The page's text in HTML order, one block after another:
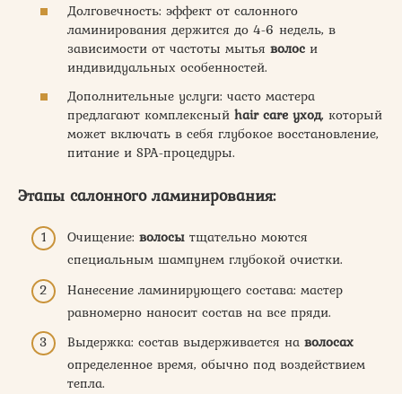
Долговечность: эффект от салонного
ламинирования держится до 4-6 недель, в
зависимости от частоты мытья волос и
индивидуальных особенностей.
Дополнительные услуги: часто мастера
предлагают комплексный hair care уход, который
может включать в себя глубокое восстановление,
питание и SPA-процедуры.
Этапы салонного ламинирования:
Очищение: волосы тщательно моются
специальным шампунем глубокой очистки.
Нанесение ламинирующего состава: мастер
равномерно наносит состав на все пряди.
Выдержка: состав выдерживается на волосах
определенное время, обычно под воздействием
тепла.